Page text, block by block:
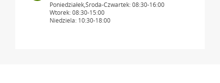
Poniedziałek,Środa-Czwartek: 08:30-16:00
Wtorek: 08:30-15:00
Niedziela: 10:30-18:00